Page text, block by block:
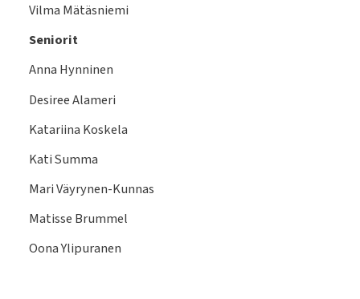
Vilma Mätäsniemi
Seniorit
Anna Hynninen
Desiree Alameri
Katariina Koskela
Kati Summa
Mari Väyrynen-Kunnas
Matisse Brummel
Oona Ylipuranen